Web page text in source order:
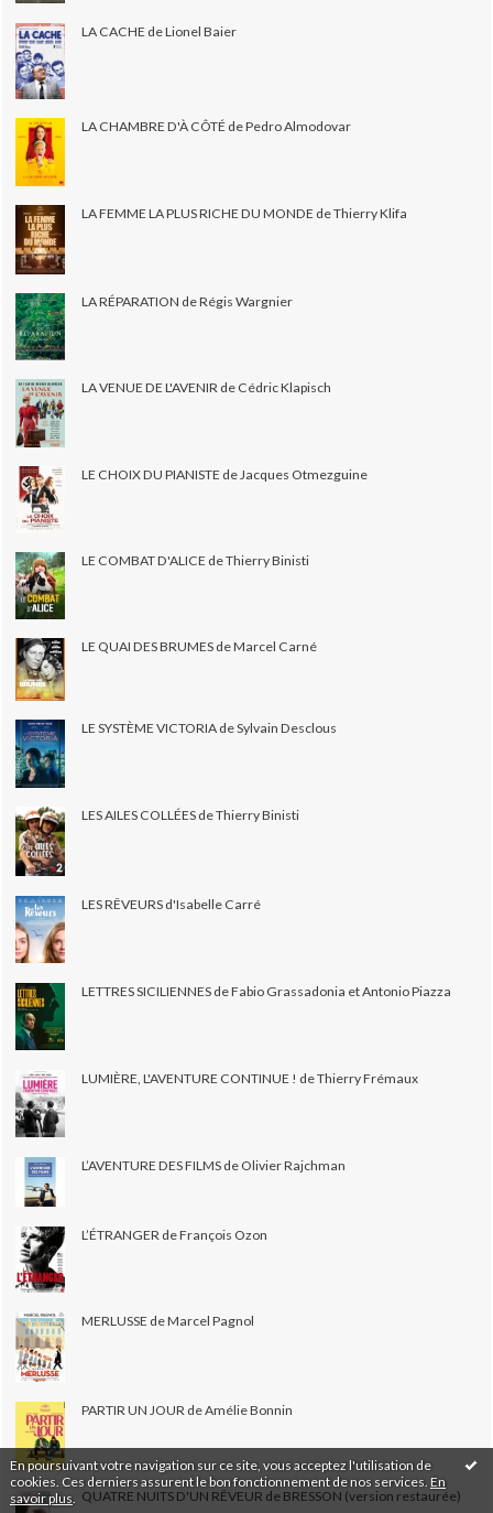
En poursuivant votre navigation sur ce site, vous acceptez l'utilisation de
cookies. Ces derniers assurent le bon fonctionnement de nos services. En
savoir plus
LA CACHE de Lionel Baier
LA CHAMBRE D'À CÔTÉ de Pedro Almodovar
LA FEMME LA PLUS RICHE DU MONDE de Thierry Klifa
LA RÉPARATION de Régis Wargnier
LA VENUE DE L'AVENIR de Cédric Klapisch
LE CHOIX DU PIANISTE de Jacques Otmezguine
LE COMBAT D'ALICE de Thierry Binisti
LE QUAI DES BRUMES de Marcel Carné
LE SYSTÈME VICTORIA de Sylvain Desclous
LES AILES COLLÉES de Thierry Binisti
LES RÊVEURS d'Isabelle Carré
LETTRES SICILIENNES de Fabio Grassadonia et Antonio Piazza
LUMIÈRE, L'AVENTURE CONTINUE ! de Thierry Frémaux
L’AVENTURE DES FILMS de Olivier Rajchman
L’ÉTRANGER de François Ozon
MERLUSSE de Marcel Pagnol
PARTIR UN JOUR de Amélie Bonnin
QUATRE NUITS D'UN RÊVEUR de BRESSON (version restaurée)